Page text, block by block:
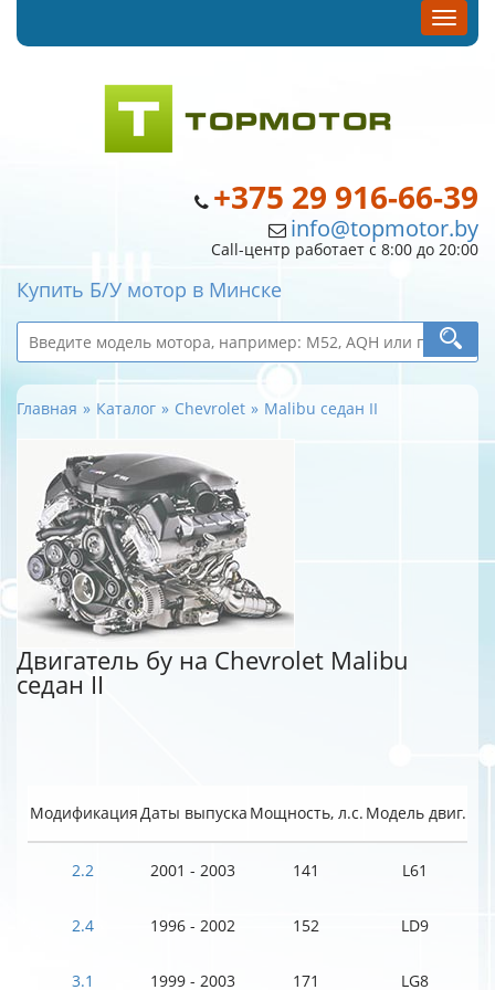
+375 29 916-66-39
info@topmotor.by
Call-центр работает с 8:00 до 20:00
Купить Б/У мотор в Минске
Главная Каталог Chevrolet Malibu седан II
Двигатель бу на Chevrolet Malibu
седан II
МодификацияДаты выпуска Мощность, л.с. Модель двиг.
2.2 2001 - 2003 141 L61
2.4 1996 - 2002 152 LD9
3.1 1999 - 2003 171 LG8